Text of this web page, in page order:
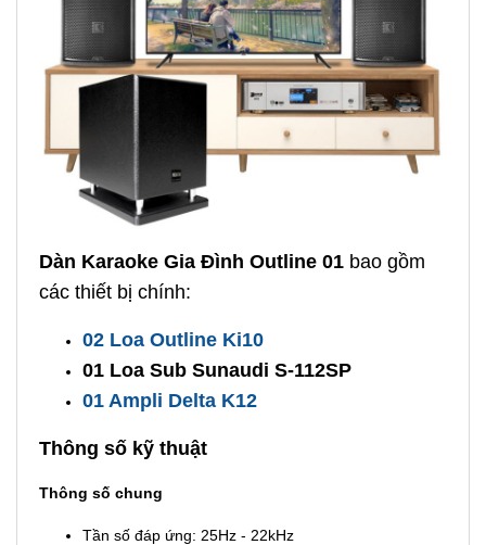
Dàn Karaoke Gia Đình Outline 01 bao gồm
các thiết bị chính:
02 Loa Outline Ki10
01 Loa Sub Sunaudi S-112SP
01 Ampli Delta K12
Thông số kỹ thuật
Thông số chung
Tần số đáp ứng: 25Hz - 22kHz